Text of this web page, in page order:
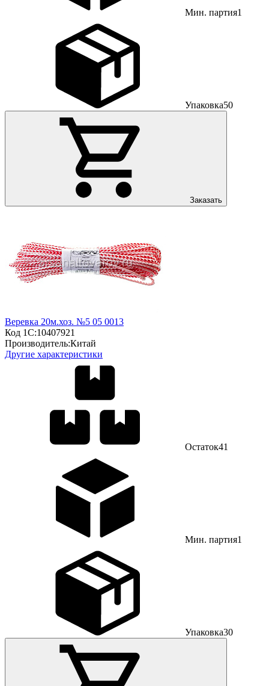
Мин. партия1
Упаковка50
Заказать
Веревка 20м.хоз. №5 05 0013
Код 1С:10407921
Производитель:Китай
Другие характеристики
Остаток41
Мин. партия1
Упаковка30